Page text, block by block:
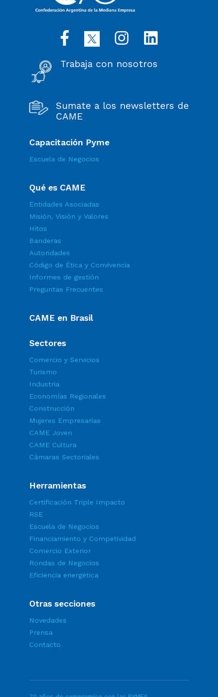
Trabaja con nosotros
Sumate a los newsletters de
CAME
Capacitación Pyme
Escuela de Negocios
Qué es CAME
Entidades Asociadas
Misión, Visión y Valores
Hitos
Banderas
Autoridades
Código de Ética y Convivencia
Informes de gestión
Preguntas Frecuentes
CAME en Brasil
Sectores
Comercio y Servicios
Turismo
Industria
Economías Regionales
Construcción
Mujeres Empresarias
CAME Joven
CAME Cultura
Cámaras Sectoriales
Herramientas
Certificación Triple Impacto
RSE
Escuela de Negocios
Financiamiento y Competividad
Comercio Exterior
Rondas de Negocios
Eficiencia energética
Otras secciones
Novedades
Prensa
Contacto